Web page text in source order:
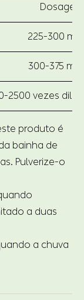
Dosagem
225-300
300-375
2500 vezes
produto é
bainha de
Pulverize-o
a duas
a chuva